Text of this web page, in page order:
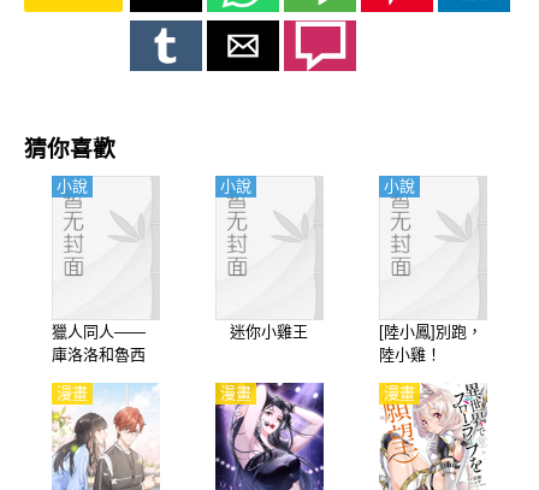
猜你喜歡
獵人同人——
庫洛洛和魯西
小說
迷你小雞王
小說
[陸小鳳]別跑，
陸小雞！
小說
漫畫 漫畫 漫畫